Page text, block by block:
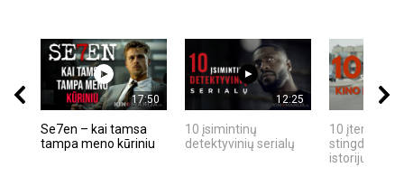
17:50
Se7en – kai tamsa
tampa meno kūriniu
12:25
10 įsimintinų
detektyvinių serialų
10 įtemptų,
stingdančių
istorijų